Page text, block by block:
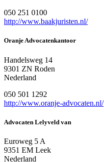
050 251 0100
http://www.baakjuristen.nl/
Oranje Advocatenkantoor
Handelsweg 14
9301 ZN Roden
Nederland
050 501 1292
http://www.oranje-advocaten.nl/
Advocaten Lelyveld van
Euroweg 5 A
9351 EM Leek
Nederland